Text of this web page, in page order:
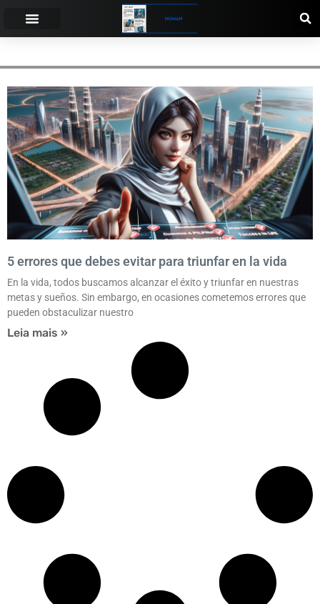
5 errores que debes evitar para triunfar en la vida
En la vida, todos buscamos alcanzar el éxito y triunfar en nuestras
metas y sueños. Sin embargo, en ocasiones cometemos errores que
pueden obstaculizar nuestro
Leia mais »